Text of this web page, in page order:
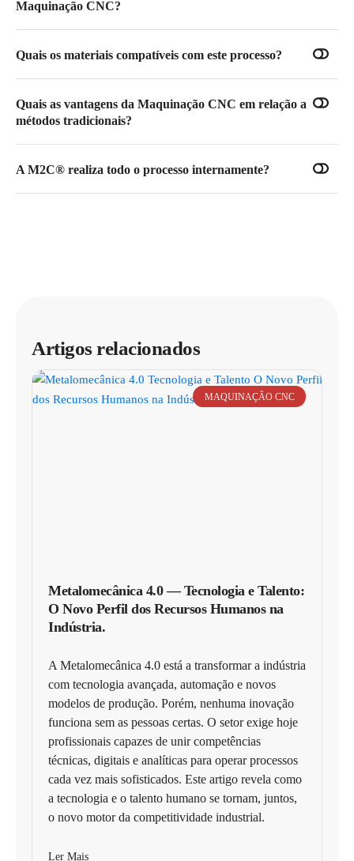
Maquinação CNC?
Quais os materiais compatíveis com este processo?
Quais as vantagens da Maquinação CNC em relação a
métodos tradicionais?
A M2C® realiza todo o processo internamente?
Artigos relacionados
MAQUINAÇÃO CNC
Metalomecânica 4.0 — Tecnologia e Talento:
O Novo Perfil dos Recursos Humanos na
Indústria.
A Metalomecânica 4.0 está a transformar a indústria
com tecnologia avançada, automação e novos
modelos de produção. Porém, nenhuma inovação
funciona sem as pessoas certas. O setor exige hoje
profissionais capazes de unir competências
técnicas, digitais e analíticas para operar processos
cada vez mais sofisticados. Este artigo revela como
a tecnologia e o talento humano se tornam, juntos,
o novo motor da competitividade industrial.
Ler Mais